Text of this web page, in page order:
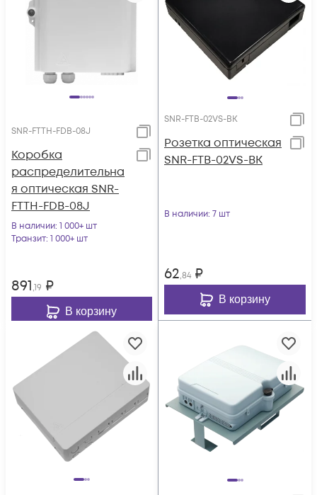
SNR-FTTH-FDB-08J
Коробка
распределительна
я оптическая SNR-
FTTH-FDB-08J
В наличии: 1 000+ шт
Транзит: 1 000+ шт
891,19 ₽
В корзину
SNR-FTB-02VS-BK
Розетка оптическая
SNR-FTB-02VS-BK
В наличии: 7 шт
62,84 ₽
В корзину